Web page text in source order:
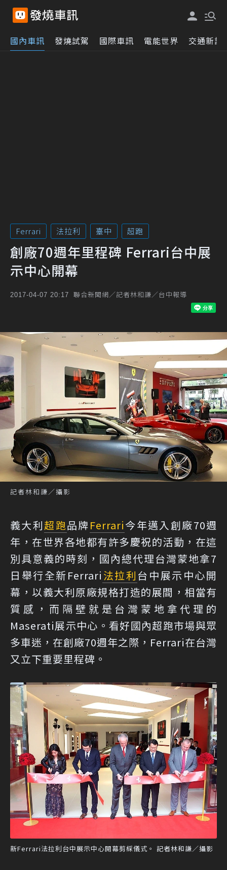
國內車訊 發燒試駕 國際車訊 電能世界 交通新訊
Ferrari 法拉利 臺中 超跑
創廠70週年里程碑 Ferrari台中展
示中心開幕
2017-04-07 20:17 聯合新聞網／記者林和謙／台中報導
記者林和謙／攝影
義大利超跑品牌Ferrari今年邁入創廠70週
年，在世界各地都有許多慶祝的活動，在這
別具意義的時刻，國內總代理台灣蒙地拿7
日舉行全新Ferrari 法拉利 台中展示中心開
幕，以義大利原廠規格打造的展間，相當有
質感，而隔壁就是台灣蒙地拿代理的
Maserati展示中心。看好國內超跑市場與眾
多車迷，在創廠70週年之際，Ferrari在台灣
又立下重要里程碑。
新Ferrari法拉利台中展示中心開幕剪綵儀式。 記者林和謙／攝影